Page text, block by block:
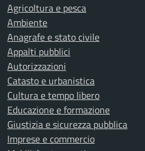
Agricoltura e pesca
Ambiente
Anagrafe e stato civile
Appalti pubblici
Autorizzazioni
Catasto e urbanistica
Cultura e tempo libero
Educazione e formazione
Giustizia e sicurezza pubblica
Imprese e commercio